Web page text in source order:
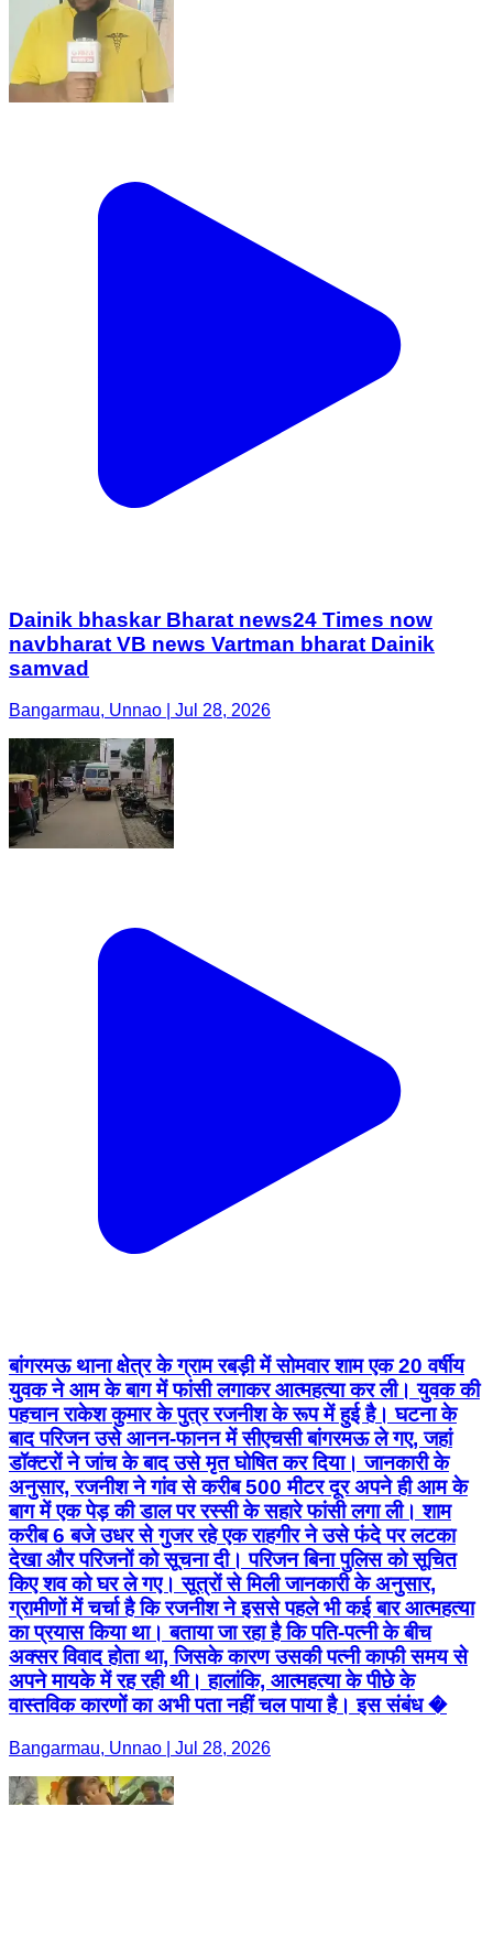
Dainik bhaskar Bharat news24 Times now
navbharat VB news Vartman bharat Dainik
samvad
Bangarmau, Unnao | Jul 28, 2026
बांगरमऊ थाना क्षेत्र के ग्राम रबड़ी में सोमवार शाम एक 20 वर्षीय
युवक ने आम के बाग में फांसी लगाकर आत्महत्या कर ली। युवक की
पहचान राकेश कुमार के पुत्र रजनीश के रूप में हुई है। घटना के
बाद परिजन उसे आनन-फानन में सीएचसी बांगरमऊ ले गए, जहां
डॉक्टरों ने जांच के बाद उसे मृत घोषित कर दिया। जानकारी के
अनुसार, रजनीश ने गांव से करीब 500 मीटर दूर अपने ही आम के
बाग में एक पेड़ की डाल पर रस्सी के सहारे फांसी लगा ली। शाम
करीब 6 बजे उधर से गुजर रहे एक राहगीर ने उसे फंदे पर लटका
देखा और परिजनों को सूचना दी। परिजन बिना पुलिस को सूचित
किए शव को घर ले गए। सूत्रों से मिली जानकारी के अनुसार,
ग्रामीणों में चर्चा है कि रजनीश ने इससे पहले भी कई बार आत्महत्या
का प्रयास किया था। बताया जा रहा है कि पति-पत्नी के बीच
अक्सर विवाद होता था, जिसके कारण उसकी पत्नी काफी समय से
अपने मायके में रह रही थी। हालांकि, आत्महत्या के पीछे के
वास्तविक कारणों का अभी पता नहीं चल पाया है। इस संबंध �
Bangarmau, Unnao | Jul 28, 2026